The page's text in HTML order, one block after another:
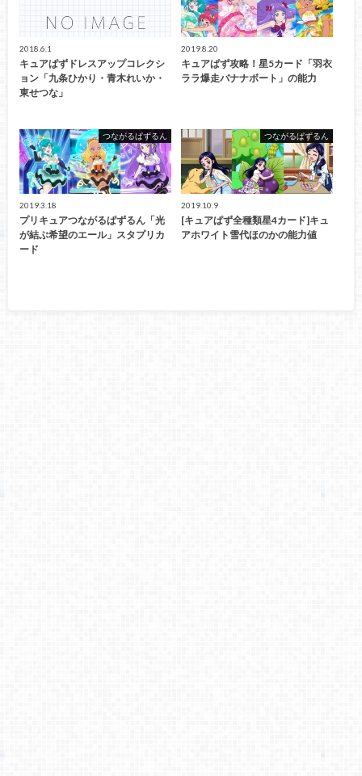
2018.6.1
キュアぱずドレスアップコレクシ
ョン「九条ひかり・青木れいか・
東せつな」
2019.8.20
キュアぱず攻略！星5カード「羽衣
ララ爆走バナナボート」の能力
つながるぱずるん
2019.3.18
プリキュアつながるぱずるん「光
が結ぶ希望のエール」スタプリカ
ード
つながるぱずるん
2019.10.9
[キュアぱず全種類星4カード]キュ
アホワイト雪代ほのかの能力値